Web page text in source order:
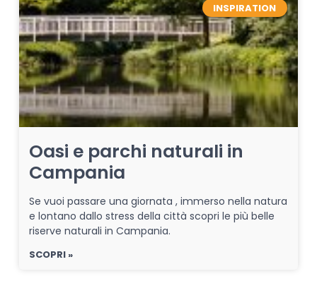
INSPIRATION
Oasi e parchi naturali in
Campania
Se vuoi passare una giornata , immerso nella natura
e lontano dallo stress della città scopri le più belle
riserve naturali in Campania.
SCOPRI »